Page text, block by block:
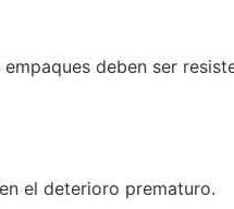
deben ser
el deterioro prematuro.